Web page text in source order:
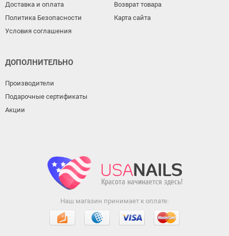
Доставка и оплата
Политика Безопасности
Условия соглашения
Возврат товара
Карта сайта
ДОПОЛНИТЕЛЬНО
Производители
Подарочные сертификаты
Акции
Наш магазин принимает к оплате: